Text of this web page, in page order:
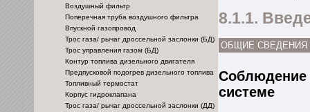
Воздушный фильтр
Поперечная труба воздушного фильтра
Впускной газопровод
Трос газа/ рычаг дроссельной заслонки (БД)
Трос управления газом (БД)
Контур топлива дизельного двигателя
Предпусковой подогрев дизельного топлива
Топливный термостат
Корпус гидроклапана
Трос газа/ рычаг дроссельной заслонки (ДД)
8.1.1.
ОБЩИЕ СВЕДЕНИЯ
Соблюдение
системе